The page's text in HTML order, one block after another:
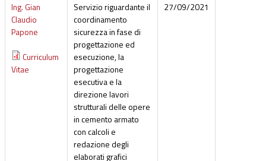
Ing. Gian
Claudio
Papone
Curriculum
Vitae
Servizio riguardante il
coordinamento
sicurezza in fase di
progettazione ed
esecuzione, la
progettazione
esecutiva e la
direzione lavori
strutturali delle opere
in cemento armato
con calcoli e
redazione degli
elaborati grafici
27/09/2021